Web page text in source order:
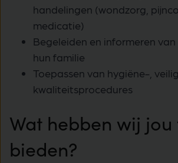
handelingen (wondzorg,
medicatie)
Begeleiden en informeren
hun familie
Toepassen van hygiëne-,
kwaliteitsprocedures
Wat hebben wij jou
bieden?